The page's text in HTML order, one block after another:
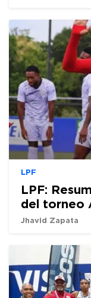
LPF
LPF:
del torneo
Jhavid Zapata